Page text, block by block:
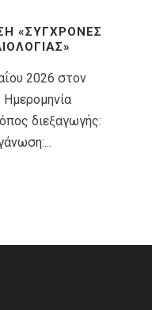
«ΣΎΓΧΡΟΝΕΣ
2026 στον
διεξαγωγής: